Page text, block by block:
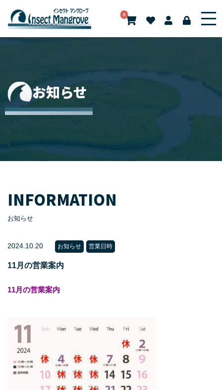
0
お知らせ
INFORMATION
お知らせ
2024.10.20 お知らせ 営業日時
11月の営業案内
11月の営業案内